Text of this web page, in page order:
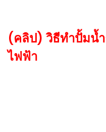
(คลิป) วิธีทำปั้มน้
ไฟฟ้า